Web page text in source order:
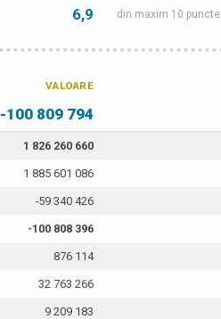
6,9 din maxim 10 puncte
VALOARE
-100 809 794
1 826 260 660
1 885 601 086
-59 340 426
-100 808 396
876 114
32 763 266
9 209 183